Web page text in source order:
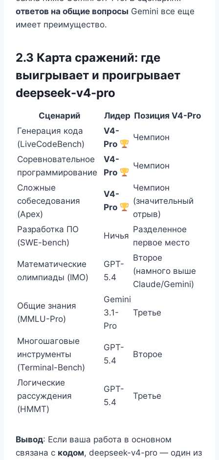
ответов на общие вопросы Gemini все еще
имеет преимущество.
2.3 Карта сражений: где
выигрывает и проигрывает
deepseek-v4-pro
Сценарий Лидер Позиция V4-Pro
Генерация кода
(LiveCodeBench)
V4-
Pro
Чемпион
Соревновательное
программирование
V4-
Pro
Чемпион
Сложные
собеседования
(Apex)
V4-
Pro
Чемпион
(значительный
отрыв)
Разработка ПО
(SWE-bench)
Ничья
Разделенное
первое место
Математические
олимпиады (IMO)
GPT-
5.4
Второе
(намного выше
Claude/Gemini)
Общие знания
(MMLU-Pro)
Gemini
3.1-
Pro
Третье
Многошаговые
инструменты
(Terminal-Bench)
GPT-
5.4
Второе
Логические
рассуждения
(HMMT)
GPT-
5.4
Третье
Вывод: Если ваша работа в основном
связана с кодом, deepseek-v4-pro — один из